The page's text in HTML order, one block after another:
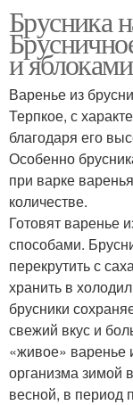
Брусника
и яблоками
Варенье из
Терпкое, с
благодаря его
Особенно
при варке
количестве.
Готовят варенье
способами.
перекрутить с
хранить в
брусники
свежий вкус и
«живое» варенье
организма зимой
весной, в период